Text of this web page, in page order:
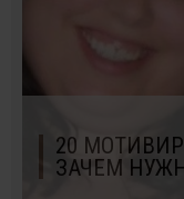
20
ЗАЧЕМ